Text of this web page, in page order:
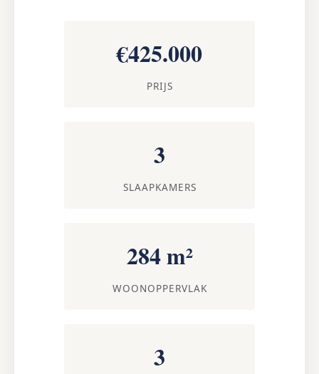
€425.000
PRIJS
3
SLAAPKAMERS
284 m²
WOONOPPERVLAK
3